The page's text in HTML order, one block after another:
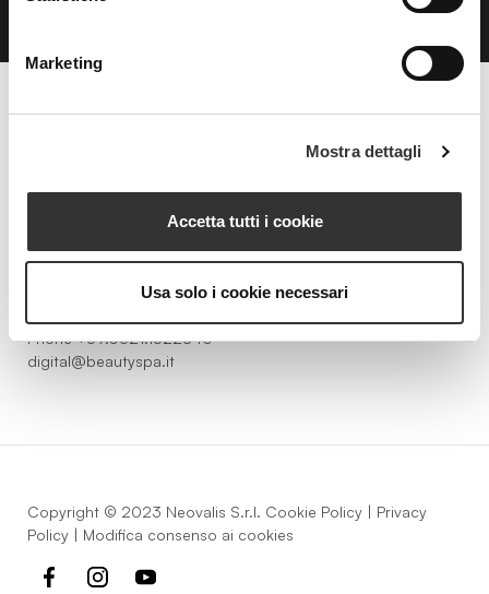
Marketing
Mostra dettagli
Accetta tutti i cookie
Usa solo i cookie necessari
Strada della Pace, 29, Mezzani
43058 Sorbolo Mezzani
Phone+39.0521.1522840
digital@beautyspa.it
Copyright © 2023 Neovalis S.r.l. Cookie Policy | Privacy
Policy | Modifica consenso ai cookies
facebookinstagramyoutube